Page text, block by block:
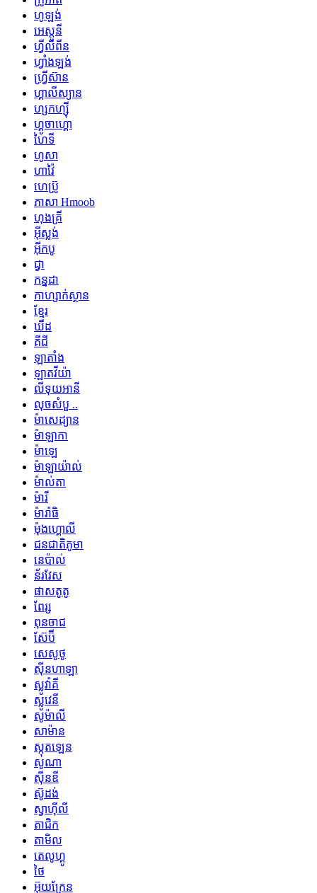
ហូឡង់
អេស្តូនី
ហ្វីលីពីន
ហ្វាំងឡង់
ហ្វ្រីស៊ាន
ហ្គាលីស្យាន
ហ្សកហ្ស៊ី
ហ្គូចាហ្គោ
ហៃទី
ហូសា
ហាវ៉ៃ
ហេប្រ៊ូ
ភាសា Hmoob
ហុងគ្រី
អ៊ីស្លង់
អ៊ីកបូ
ជ្វា
កន្នដា
កាហ្សាក់ស្ថាន
ខ្មែរ
ឃឺដ
គីជី
ឡាតាំង
ឡាតវីយ៉ា
លីទុយអានី
លុចសំបួ ..
ម៉ាសេដ្យាន
ម៉ាឡាកា
ម៉ាឡេ
ម៉ាឡាយ៉ាល់
ម៉ាល់តា
ម៉ារី
ម៉ារ៉ាធិ
ម៉ុងហ្គោលី
ជនជាតិភូមា
នេប៉ាល់
ន័រវែស
ផាសតូតូ
ពែរ្ស
ពុនចាជ
ស៊ែប៊ី
សេសូថូ
ស៊ីនហាឡា
ស្លូវ៉ាគី
ស្លូវេនី
សូម៉ាលី
សាម៉ាន
ស្កុតឡេន
សូណា
ស៊ីនឌី
ស៊ូដង់
ស្វាហ៊ីលី
តាជិក
តាមិល
តេលូហ្គូ
ថៃ
អ៊ុយក្រែន